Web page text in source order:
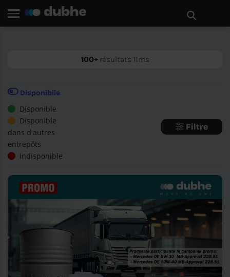
100+ résultats 11ms
Disponibile
Disponible
Disponible
dans d'autres
entrepôts
Indisponible
Filtre